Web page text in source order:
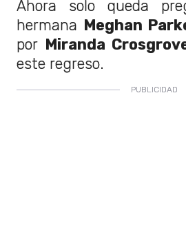
Ahora solo queda
hermana Meghan
por Miranda
este regreso.